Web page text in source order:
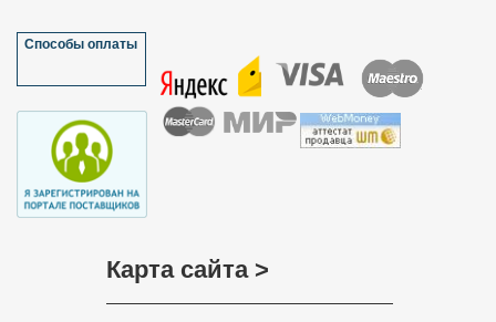
Способы оплаты
Карта сайта >